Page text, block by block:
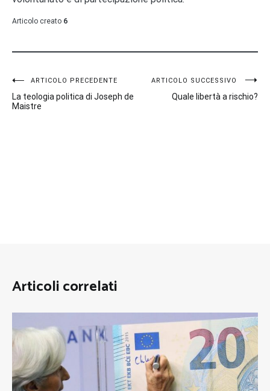
Articolo creato 6
Navigazione
articoli
ARTICOLO PRECEDENTE
La teologia politica di Joseph de
Maistre
ARTICOLO SUCCESSIVO
Quale libertà a rischio?
Articoli correlati